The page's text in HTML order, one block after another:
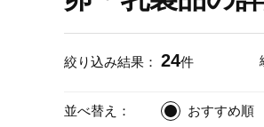
絞り込み結果： 24件
並べ替え： おすすめ順